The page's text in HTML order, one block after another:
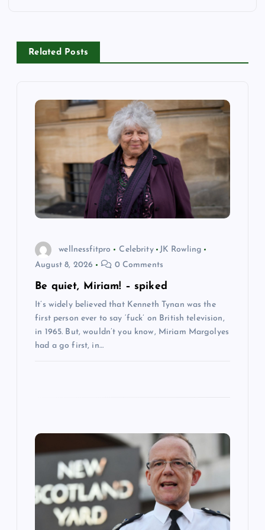
a
Related Posts
wellnessfitpro Celebrity
JK Rowling
August 8, 2026
0 Comments
Be quiet, Miriam! – spiked
It’s widely believed that Kenneth Tynan was the
first person ever to say ‘fuck’ on British television,
in 1965. But, wouldn’t you know, Miriam Margolyes
had a go first, in…